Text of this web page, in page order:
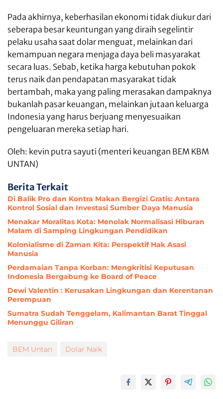
Pada akhirnya, keberhasilan ekonomi tidak diukur dari
seberapa besar keuntungan yang diraih segelintir
pelaku usaha saat dolar menguat, melainkan dari
kemampuan negara menjaga daya beli masyarakat
secara luas. Sebab, ketika harga kebutuhan pokok
terus naik dan pendapatan masyarakat tidak
bertambah, maka yang paling merasakan dampaknya
bukanlah pasar keuangan, melainkan jutaan keluarga
Indonesia yang harus berjuang menyesuaikan
pengeluaran mereka setiap hari.
Oleh: kevin putra sayuti (menteri keuangan BEM KBM
UNTAN)
Berita Terkait
Di Balik Pro dan Kontra Makan Bergizi Gratis: Antara
Kontrol Sosial dan Investasi Sumber Daya Manusia
Menakar Moralitas Kota: Menolak Normalisasi Hiburan
Malam di Samping Lingkungan Pendidikan
Kolonialisme di Zaman Kita: Perspektif Hak Asasi
Manusia
Perdamaian Tanpa Korban: Mengkritisi Keputusan
Indonesia Bergabung ke Board of Peace
Dewi Valentin : Kerusakan Lingkungan dan Kerentanan
Perempuan
Sumatra Sudah Tenggelam, Kalimantan Barat Tinggal
Menunggu Giliran
BEM Untan Dolar Naik